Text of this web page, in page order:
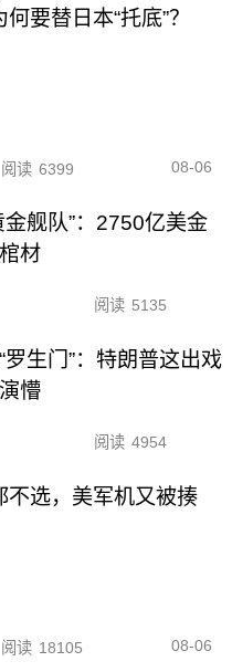
要替日本“托底”？
阅读 6399 08-06
金舰队”：2750亿美金
材
阅读 5135
罗生门”：特朗普这出戏
懵
阅读 4954
不选，美军机又被揍
阅读 18105 08-06